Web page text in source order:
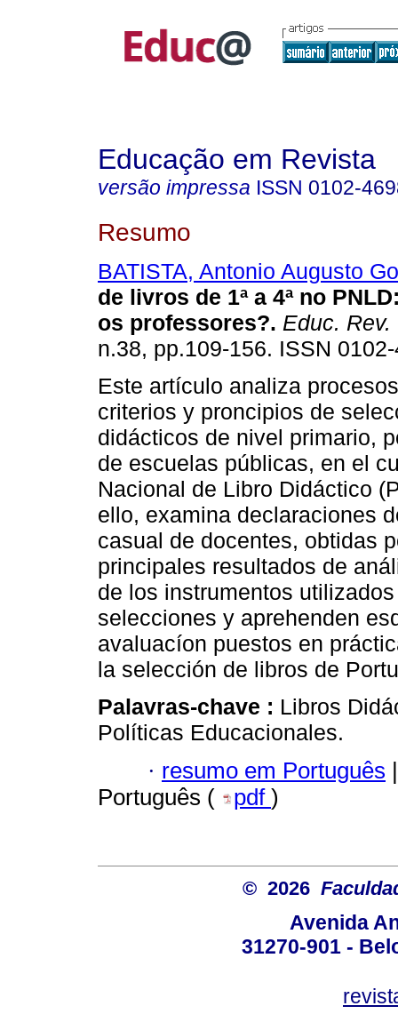
Educação em Revista
versão impressa ISSN 0102-
Resumo
BATISTA, Antonio Augusto
de livros de 1ª a 4ª no
os professores?. Educ. Rev.
n.38, pp.109-156. ISSN
Este artículo analiza
criterios y proncipios de
didácticos de nivel primario,
de escuelas públicas, en el
Nacional de Libro Didáctico
ello, examina declaraciones
casual de docentes, obtidas
principales resultados de
de los instrumentos
selecciones y aprehenden
avaluacíon puestos en
la selección de libros de
Palavras-chave : Libros
Políticas Educacionales.
· resumo em Português |
Português (
pdf )
© 2026
Avenida
31270-901 -